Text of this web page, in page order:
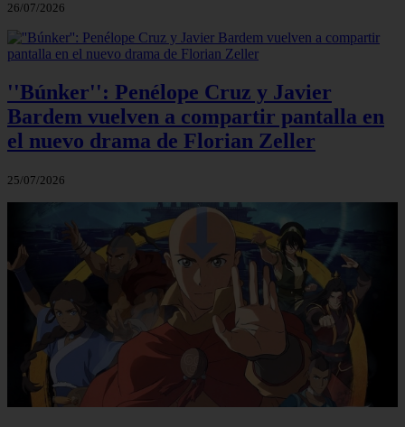
26/07/2026
''Búnker'': Penélope Cruz y Javier
Bardem vuelven a compartir pantalla en
el nuevo drama de Florian Zeller
25/07/2026